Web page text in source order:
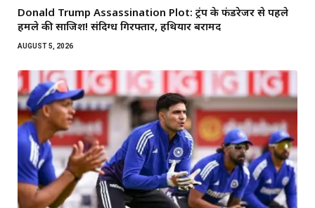
Donald Trump Assassination Plot: ट्रंप के फंडरेजर से पहले
हमले की साजिश! संदिग्ध गिरफ्तार, हथियार बरामद
AUGUST 5, 2026